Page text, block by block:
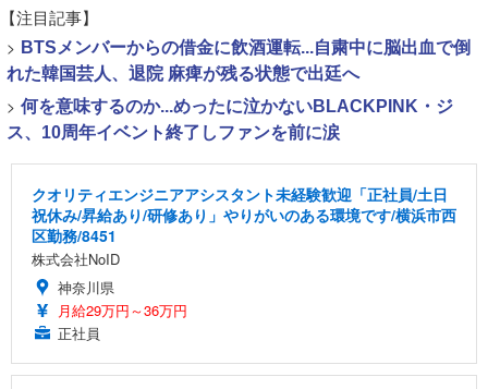
【注目記事】
> BTSメンバーからの借金に飲酒運転...自粛中に脳出血で倒
れた韓国芸人、退院 麻痺が残る状態で出廷へ
> 何を意味するのか...めったに泣かないBLACKPINK・ジ
ス、10周年イベント終了しファンを前に涙
クオリティエンジニアアシスタント未経験歓迎「正社員/土日
祝休み/昇給あり/研修あり」やりがいのある環境です/横浜市西
区勤務/8451
株式会社NoID
神奈川県
月給29万円～36万円
正社員